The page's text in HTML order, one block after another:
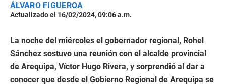
ÁLVARO FIGUEROA
Actualizado el 16/02/2024, 09:06 a.m.
La noche del miércoles el gobernador regional, Rohel
Sánchez sostuvo una reunión con el alcalde provincial
de Arequipa, Víctor Hugo Rivera, y sorprendió al dar a
conocer que desde el Gobierno Regional de Arequipa se